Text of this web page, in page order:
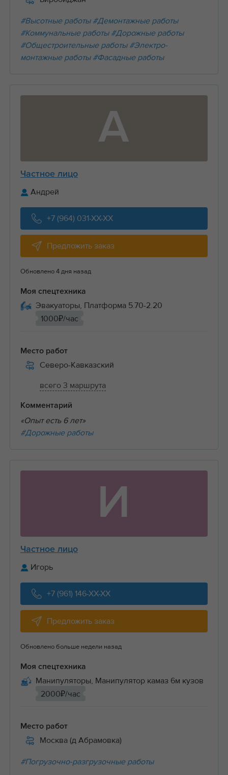
#Высотные работы #Демонтажные работы
#Коммунальные работы #Дорожные работы
#Общестроительные работы #Электро-
монтажные работы #Фасадные работы
А
Частное лицо
Андрей
+7 (964) 031-XX-XX
Предложить заказ
Обновлено 4 дня назад
Моя спецтехника
Эвакуаторы, Платформа 5.70-2.20
1000₽/час
Место работ
Северо-Кавказский
всего 3 маршрута
Комментарий
«Опыт есть 6 лет»
#Дорожные работы
И
Частное лицо
Игорь
+7 (961) 146-XX-XX
Предложить заказ
Обновлено больше недели назад
Моя спецтехника
Манипуляторы, Манипулятор камаз 6м кузов
2000₽/час
Место работ
Москва (д Абрамовка)
#Погрузочно-разгрузочные работы